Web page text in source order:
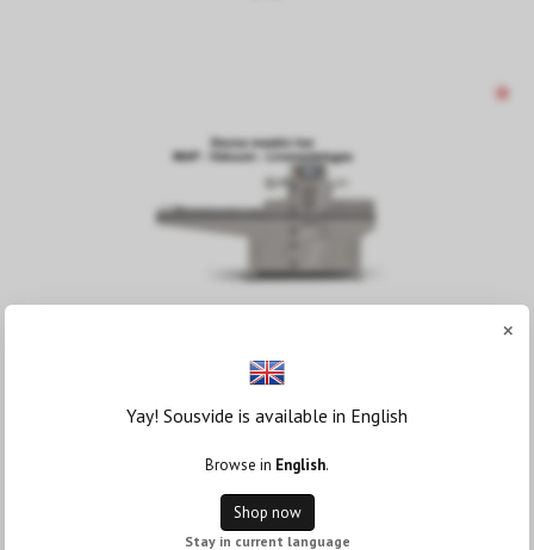
ILPRA Speedy Förslutningsmaskin
m. automatisk inmatning av tråg
×
Yay! Sousvide is available in English
Browse in English.
Shop now
Stay in current language